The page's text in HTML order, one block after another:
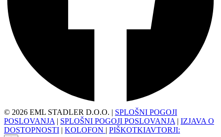
© 2026 EML STADLER D.O.O. | SPLOŠNI POGOJI
POSLOVANJA| SPLOŠNI POGOJI POSLOVANJA| IZJAVA O
DOSTOPNOSTI | KOLOFON | PIŠKOTKIAVTORJI: